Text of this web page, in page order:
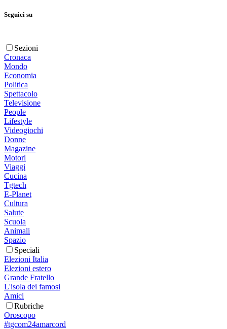
Seguici su
Sezioni
Cronaca
Mondo
Economia
Politica
Spettacolo
Televisione
People
Lifestyle
Videogiochi
Donne
Magazine
Motori
Viaggi
Cucina
Tgtech
E-Planet
Cultura
Salute
Scuola
Animali
Spazio
Speciali
Elezioni Italia
Elezioni estero
Grande Fratello
L'isola dei famosi
Amici
Rubriche
Oroscopo
#tgcom24amarcord